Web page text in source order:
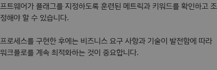
프트웨어가 플래그를 지정하도록 훈련된 메트릭과 키워드를 확인하고 조
정해야 할 수 있습니다.
프로세스를 구현한 후에는 비즈니스 요구 사항과 기술이 발전함에 따라
워크플로를 계속 최적화하는 것이 중요합니다.